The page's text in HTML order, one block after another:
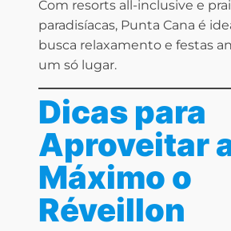
Com resorts all-inclusive e
paradisíacas, Punta Cana é
busca relaxamento e festas
um só lugar.
Dicas para
Aproveitar
Máximo o
Réveillon